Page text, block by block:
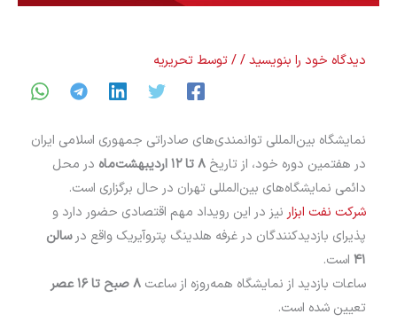
دیدگاه‌ خود را بنویسید// توسطتحریریه
نمایشگاه بین‌المللی توانمندی‌های صادراتی جمهوری اسلامی ایران
در هفتمین دوره خود، از تاریخ۸ تا ۱۲ اردیبهشت‌ماه
در محل
دائمی نمایشگاه‌های بین‌المللی تهران در حال برگزاری است.
شرکت نفت ابزارنیز در این رویداد مهم اقتصادی حضور دارد و
پذیرای بازدیدکنندگان در غرفه هلدینگ پتروآیریک واقع در سالن
۴۱است.
ساعات بازدید از نمایشگاه همه‌روزه از ساعت۸ صبح تا ۱۶ عصر
تعیین شده است.